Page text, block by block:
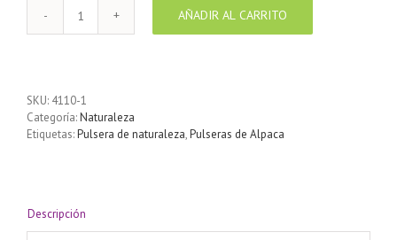
Pulsera
enchapada
Verde
cantidad
AÑADIR AL CARRITO
SKU: 4110-1
Categoría:Naturaleza
Etiquetas:Pulsera de naturaleza,Pulseras de Alpaca
Descripción